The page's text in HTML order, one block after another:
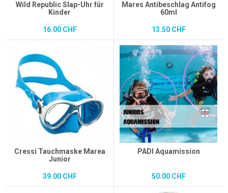
Wild Republic Slap-Uhr für
Kinder
16.00 CHF
Mares Antibeschlag Antifog
60ml
13.50 CHF
Cressi Tauchmaske Marea
Junior
39.00 CHF
PADI Aquamission
50.00 CHF